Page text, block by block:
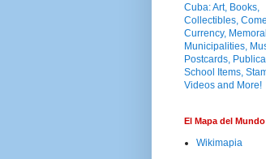
El Mapa del Mundo
Wikimapia